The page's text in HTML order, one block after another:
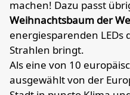
machen! Dazu passt
Weihnachtsbaum der
energiesparenden LEDs
Strahlen bringt.
Als eine von 10
ausgewählt von der